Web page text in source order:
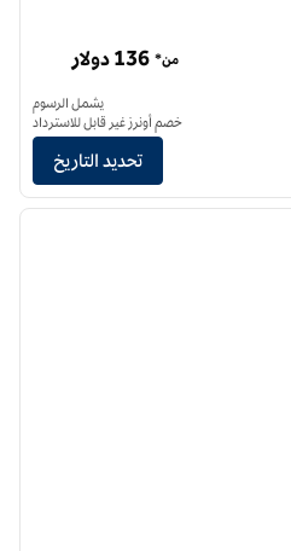
من* 136 دولار
يشمل الرسوم
خصم أونرز غير قابل للاسترداد
تحديد التاريخ
1
/
12
الصورة